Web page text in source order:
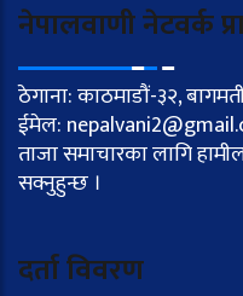
नेपालवाणी नेटवर्क
ठेगाना: काठमाडौं-३२,
ईमेल:
ताजा समाचारका लागि
सक्नुहुन्छ ।
दर्ता विवरण